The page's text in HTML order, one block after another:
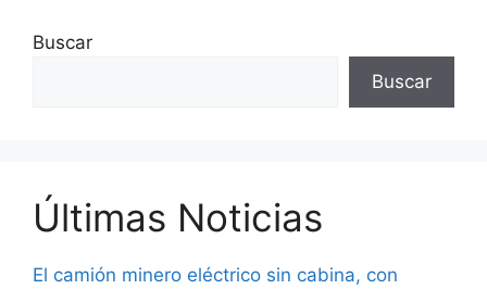
Buscar
Buscar
Últimas Noticias
El camión minero eléctrico sin cabina, con